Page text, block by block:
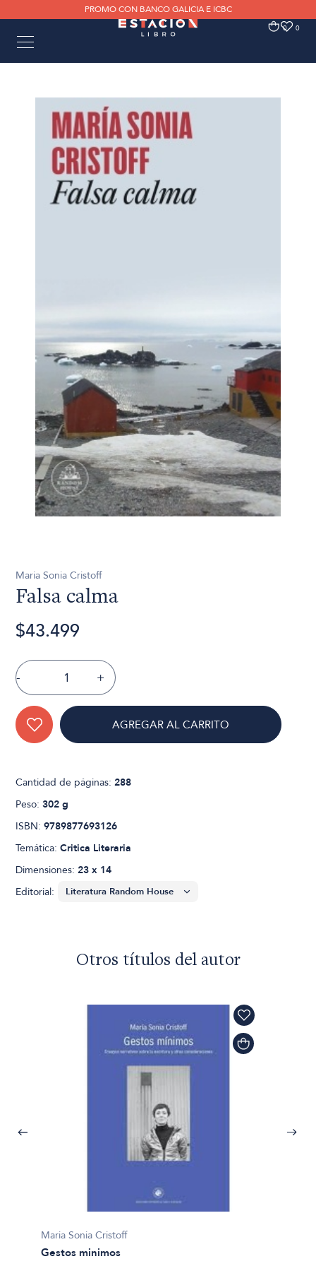
PROMO CON BANCO GALICIA E ICBC
0 0
Maria Sonia Cristoff
Falsa calma
$43.499
- +
AGREGAR AL CARRITO
Cantidad de páginas:288
Peso:302 g
ISBN:9789877693126
Temática:Critica Literaria
Dimensiones:23 x 14
Editorial:
Otros títulos del autor
Maria Sonia Cristoff
Gestos minimos